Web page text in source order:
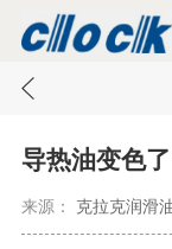
导热油变色
来源： 克拉克润滑